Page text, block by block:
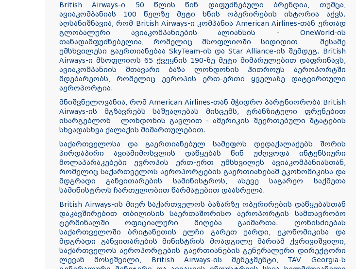
British Airways-ი 50 წლის წინ დაფუძნებული ბრენდია, თუმცა,
ავიაკომპანიას 100 წელზე მეტი ხნის ოპერირების ისტორია აქვს.
აღსანიშნავია, რომ British Airways-ი კომპანია American Airlines-თან ერთად
გლობალური ავიაკომპანიების ალიანსის - OneWorld-ის
თანადამფუძნებელია, რომელიც მსოფლიოში სიდიდით მესამე
უმსხვილესი გაერთიანებაა SkyTeam-ის და Star Alliance-ის შემდეგ. British
Airways-ი მსოფლიოს 65 ქვეყნის 190-ზე მეტი მიმარულებით დაფრინავს,
ავიაკომპანიის მთავარი ბაზა ლონდონის ჰითროუს აეროპორტში
მდებარეობს, რომელიც ევროპის ერთ-ერთი ყველაზე დატვირთული
აეროპორტია.
მნიშვნელოვანია, რომ American Airlines-თან მჭიდრო პარტნიორობა British
Airways-ის მგზავრებს საშუალებას მისცემს, ტრანზიტული ფრენებით
ისარგებლონ ლონდონის გავლით - ამერიკის შეერთებული შტატების
სხვადასხვა ქალაქის მიმართულებით.
საქართველოსა და გაერთიანებულ სამეფოს დედაქალაქებს შორის
პირდაპირი ავიამიმოსვლის დაწყებას წინ უძღვოდა ინტენსიური
მოლაპარაკებები ევროპის ერთ-ერთ უმსხვილეს ავიაკომპანიასთან,
რომელიც საქართველოს აეროპორტების გაერთიანებამ ეკონომიკისა და
მდგრადი განვითარების სამინისტროს, ასევე საგარეო საქმეთა
სამინისტროს ჩართულობით წარმატებით დაასრულა.
British Airways-ის მიერ საქართველოს ბაზარზე ოპერირების დაწყებასთან
დაკავშირებით თბილისის საერთაშორისო აეროპორტის სამთავრობო
ტერმინალში ოფიციალური მიღება გაიმართა. ღონისძიებას
საქართველოში ბრიტანეთის ელჩი გარეთ უარდი, ეკონომიკისა და
მდგრადი განვითარების მინისტრის მოადგილე მარიამ ქვრივიშვილი,
საქართველოს აეროპორტების გაერთიანების გენერალური დირექტორი
ლევან მოსეშვილი, British Airways-ის მენეჯმენტი, TAV Georgia-ს